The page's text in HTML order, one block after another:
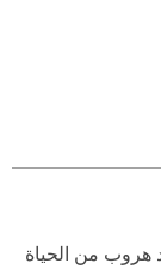
هروب من الحياة